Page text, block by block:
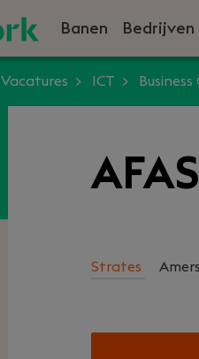
Banen Bedrijven
Vacatures ICT
Strates